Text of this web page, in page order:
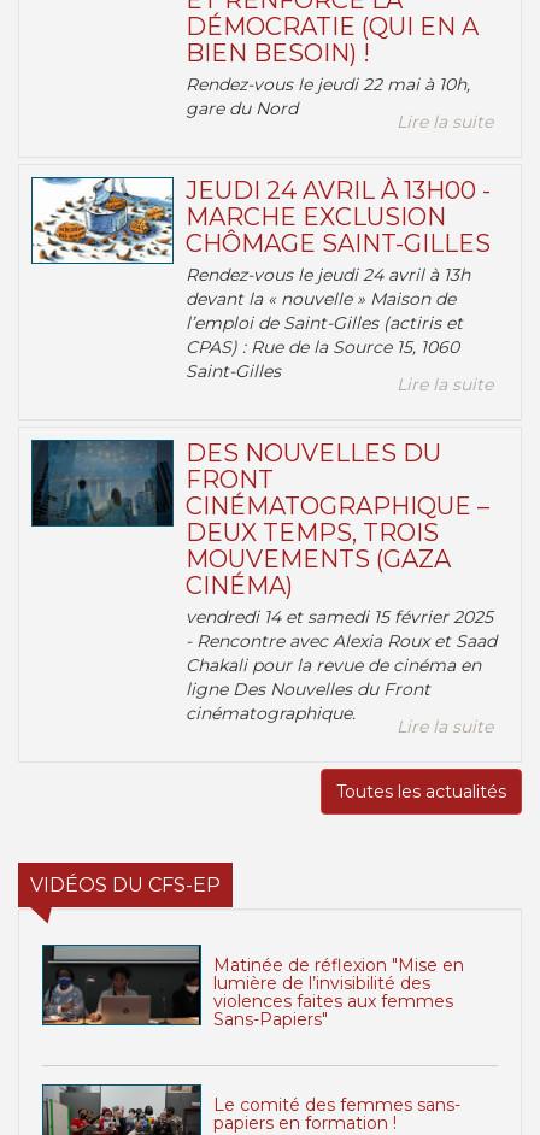
DÉMOCRATIE (QUI EN A
BIEN BESOIN) !
Rendez-vous le jeudi 22 mai à 10h,
gare du Nord
Lire la suite
JEUDI 24 AVRIL À 13H00 -
MARCHE EXCLUSION
CHÔMAGE SAINT-GILLES
Rendez-vous le jeudi 24 avril à 13h
devant la « nouvelle » Maison de
l’emploi de Saint-Gilles (actiris et
CPAS) : Rue de la Source 15, 1060
Saint-Gilles
Lire la suite
DES NOUVELLES DU
FRONT
CINÉMATOGRAPHIQUE –
DEUX TEMPS, TROIS
MOUVEMENTS (GAZA
CINÉMA)
vendredi 14 et samedi 15 février 2025
- Rencontre avec Alexia Roux et Saad
Chakali pour la revue de cinéma en
ligne Des Nouvelles du Front
cinématographique.
Lire la suite
Toutes les actualités
VIDÉOS DU CFS-EP
Matinée de réflexion "Mise en
lumière de l’invisibilité des
violences faites aux femmes
Sans-Papiers"
Le comité des femmes sans-
papiers en formation !